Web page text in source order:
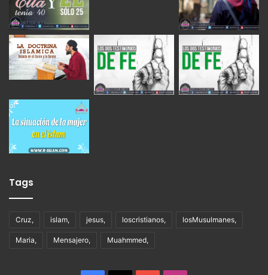
Tags
Cruz, islam, jesus, loscristianos, losMusulmanes,
Maria, Mensajero, Muahmmed,